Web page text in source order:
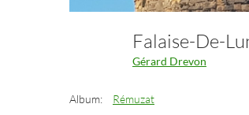
Gérard Drevon
Album: Rémuzat